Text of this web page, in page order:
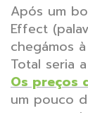
Após um
Effect
chegámos
Total seria
Os preços
um pouco